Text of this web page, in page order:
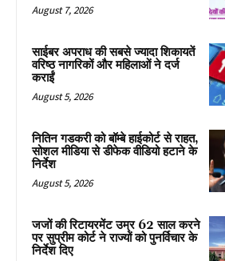
August 7, 2026
साईबर अपराध की सबसे ज्यादा शिकायतें
वरिष्ठ नागरिकों और महिलाओं ने दर्ज
कराईं
August 5, 2026
नितिन गडकरी को बॉम्बे हाईकोर्ट से राहत,
सोशल मीडिया से डीफेक वीडियो हटाने के
निर्देश
August 5, 2026
जजों की रिटायरमेंट उम्र 62 साल करने
पर सुप्रीम कोर्ट ने राज्यों को पुनर्विचार के
निर्देश दिए